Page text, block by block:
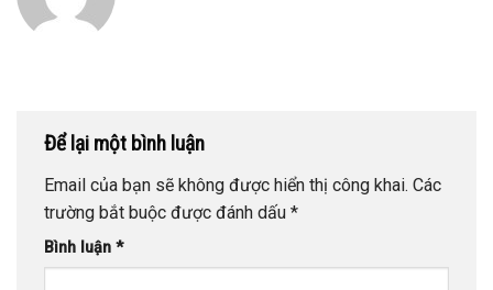
Để lại một bình luận
Email của bạn sẽ không được hiển thị công khai. Các
trường bắt buộc được đánh dấu *
Bình luận *